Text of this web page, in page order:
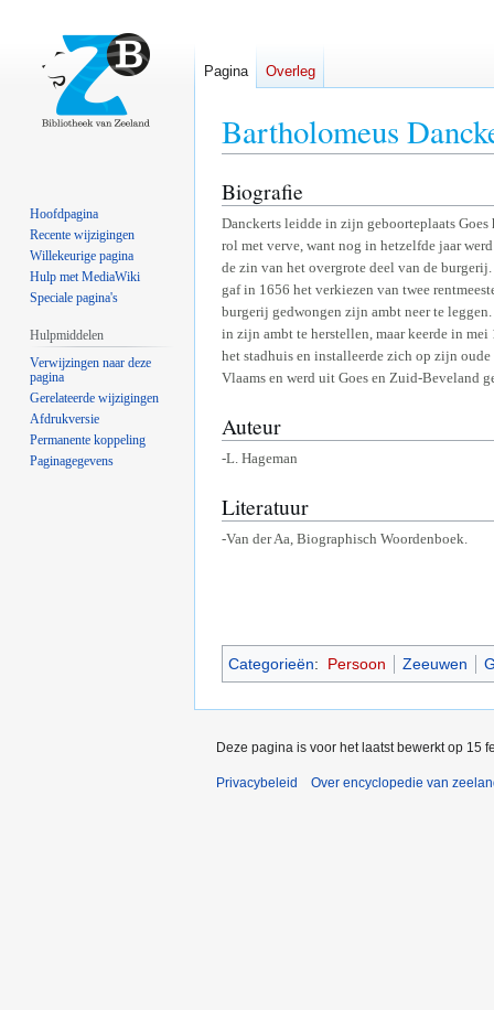
Bartholomeus
Naar
navigatie
Naar
zoeken
Biografie
Danckerts leidde in zijn geboorteplaats
rol met verve, want nog in hetzelfde jaar
de zin van het overgrote deel van de
gaf in 1656 het verkiezen van twee
burgerij gedwongen zijn ambt neer te
in zijn ambt te herstellen, maar keerde in
het stadhuis en installeerde zich op zijn
Vlaams en werd uit Goes en Zuid-Beveland
Auteur
-L. Hageman
Literatuur
-Van der Aa, Biographisch Woordenboek.
Categorieën: Persoon Zeeuwen
Pagina Overleg
Hoofdpagina
Recente wijzigingen
Willekeurige pagina
Hulp met MediaWiki
Speciale pagina's
Hulpmiddelen
Verwijzingen naar deze
pagina
Gerelateerde wijzigingen
Afdrukversie
Permanente koppeling
Paginagegevens
Deze pagina is voor het laatst bewerkt op 15
Privacybeleid Over encyclopedie van